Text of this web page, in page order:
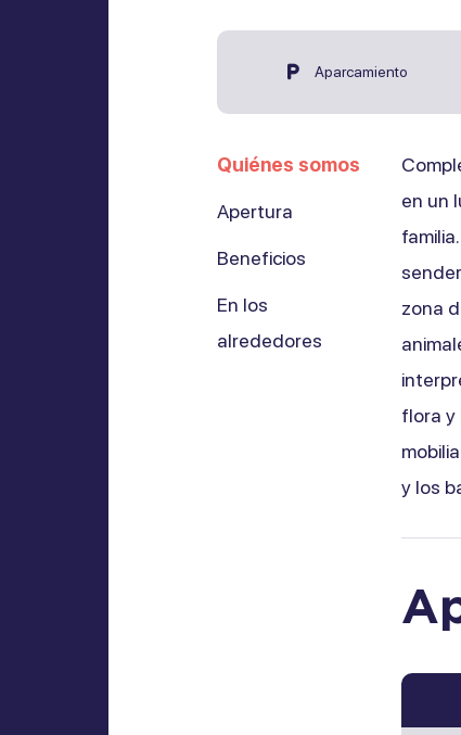
Aparcamiento
Quiénes somos
Apertura
Beneficios
En los
alrededores
en un
zona
flora y
y los